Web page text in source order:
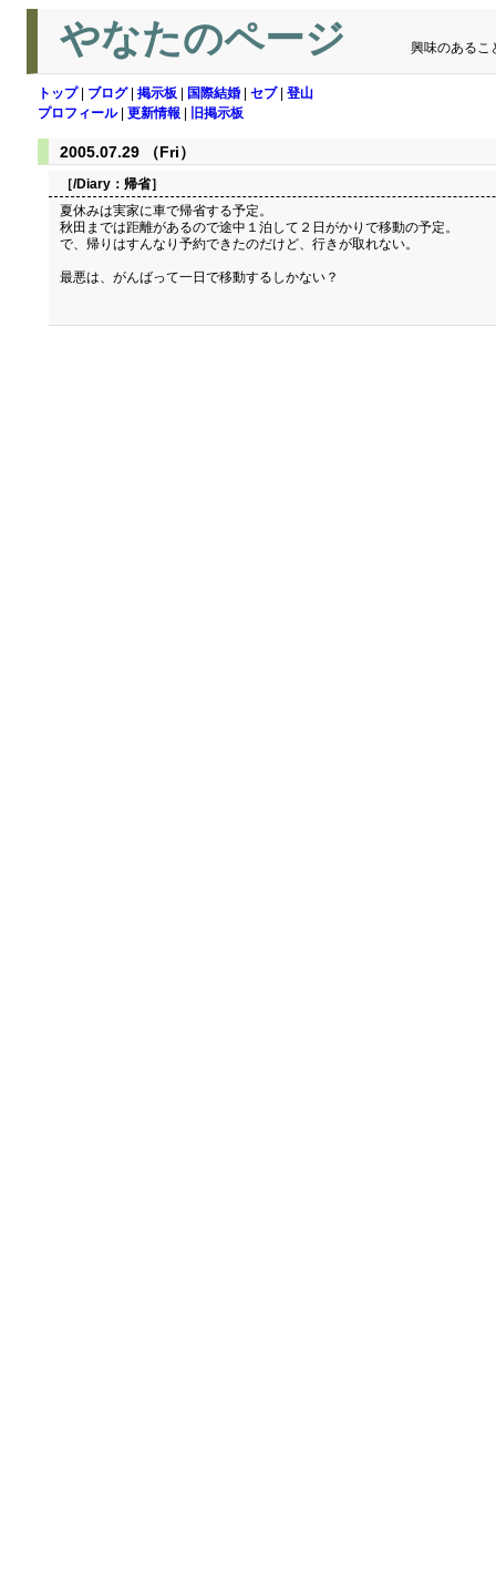
やなたのページ 興味のあるこ
トップ| ブログ| 掲示板 国際結婚 セブ| 登山
プロフィール| 更新情報 旧掲示板
2005.07.29 （Fri）
［/Diary： 帰省］
夏休みは実家に車で帰省する予定。
秋田までは距離があるので途中１泊して２日がかりで移動の予定。
で、帰りはすんなり予約できたのだけど、行きが取れない。
最悪は、がんばって一日で移動するしかない？